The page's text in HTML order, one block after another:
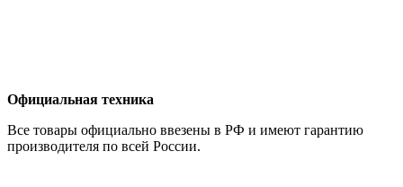
Официальная техника
Все товары официально ввезены в РФ и имеют гарантию
производителя по всей России.